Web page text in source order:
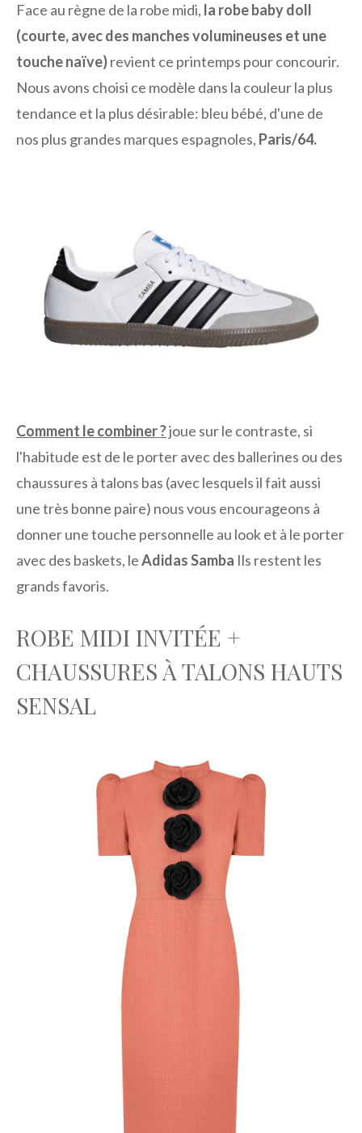
Face au règne de la robe midi, la robe baby doll
(courte, avec des manches volumineuses et une
touche naïve)revient ce printemps pour concourir.
Nous avons choisi ce modèle dans la couleur la plus
tendance et la plus désirable: bleu bébé, d'une de
nos plus grandes marques espagnoles, Paris/64.
Comment le combiner ?joue sur le contraste, si
l'habitude est de le porter avec des ballerines ou des
chaussures à talons bas (avec lesquels il fait aussi
une très bonne paire) nous vous encourageons à
donner une touche personnelle au look et à le porter
avec des baskets, leAdidas Samba Ils restent les
grands favoris.
ROBE MIDI INVITÉE +
CHAUSSURES À TALONS HAUTS
SENSAL